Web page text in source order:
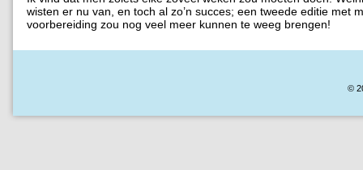
wisten er nu van, en toch al zo’n succes; een tweede editie met
voorbereiding zou nog veel meer kunnen te weeg brengen!
©